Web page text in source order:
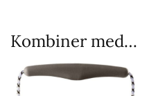
Kombiner med…